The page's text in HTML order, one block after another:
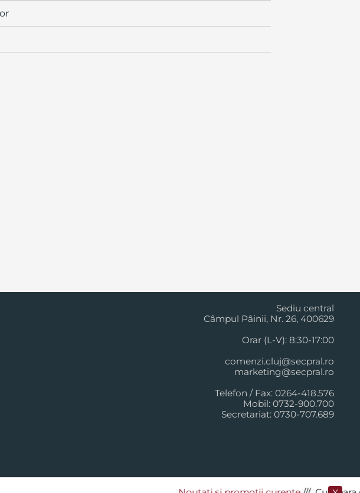
Sediu central
Câmpul Pâinii, Nr. 26, 400629
Orar (L-V): 8:30-17:00
comenzi.cluj@secpral.ro
marketing@secpral.ro
Telefon / Fax: 0264-418.576
Mobil: 0732-900.700
Secretariat: 0730-707.689